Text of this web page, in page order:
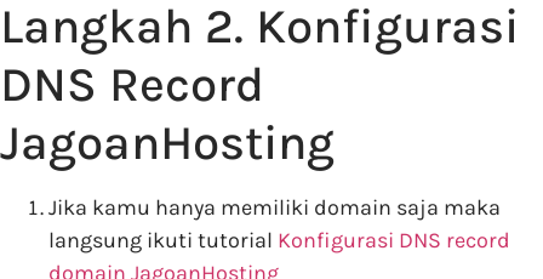
Langkah 2. Konfigurasi
DNS Record
JagoanHosting
Jika kamu hanya memiliki domain saja maka
langsung ikuti tutorial Konfigurasi DNS record
domain JagoanHosting